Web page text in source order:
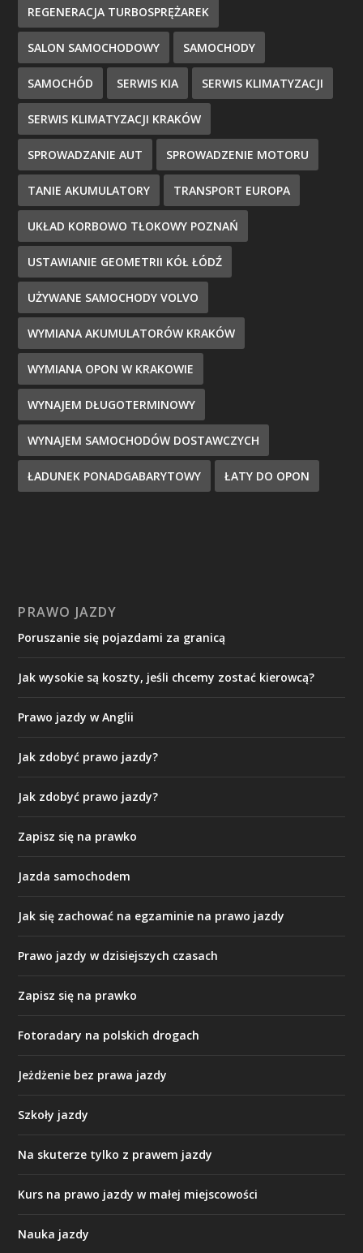
REGENERACJA TURBOSPRĘŻAREK
SALON SAMOCHODOWY SAMOCHODY
SAMOCHÓD SERWIS KIA SERWIS KLIMATYZACJI
SERWIS KLIMATYZACJI KRAKÓW
SPROWADZANIE AUT SPROWADZENIE MOTORU
TANIE AKUMULATORY TRANSPORT EUROPA
UKŁAD KORBOWO TŁOKOWY POZNAŃ
USTAWIANIE GEOMETRII KÓŁ ŁÓDŹ
UŻYWANE SAMOCHODY VOLVO
WYMIANA AKUMULATORÓW KRAKÓW
WYMIANA OPON W KRAKOWIE
WYNAJEM DŁUGOTERMINOWY
WYNAJEM SAMOCHODÓW DOSTAWCZYCH
ŁADUNEK PONADGABARYTOWY ŁATY DO OPON
PRAWO JAZDY
Poruszanie się pojazdami za granicą
Jak wysokie są koszty, jeśli chcemy zostać kierowcą?
Prawo jazdy w Anglii
Jak zdobyć prawo jazdy?
Jak zdobyć prawo jazdy?
Zapisz się na prawko
Jazda samochodem
Jak się zachować na egzaminie na prawo jazdy
Prawo jazdy w dzisiejszych czasach
Zapisz się na prawko
Fotoradary na polskich drogach
Jeżdżenie bez prawa jazdy
Szkoły jazdy
Na skuterze tylko z prawem jazdy
Kurs na prawo jazdy w małej miejscowości
Nauka jazdy